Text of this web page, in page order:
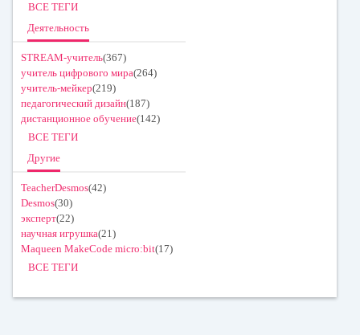
ВСЕ ТЕГИ
Деятельность
STREAM-учитель(367)
учитель цифрового мира(264)
учитель-мейкер(219)
педагогический дизайн(187)
дистанционное обучение(142)
ВСЕ ТЕГИ
Другие
TeacherDesmos(42)
Desmos(30)
эксперт(22)
научная игрушка(21)
Maqueen MakeCode micro:bit(17)
ВСЕ ТЕГИ